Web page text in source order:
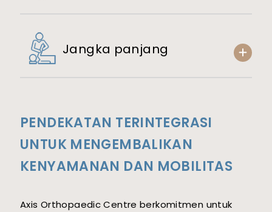
Jangka panjang
PENDEKATAN TERINTEGRASI
UNTUK MENGEMBALIKAN
KENYAMANAN DAN MOBILITAS
Axis Orthopaedic Centre berkomitmen untuk